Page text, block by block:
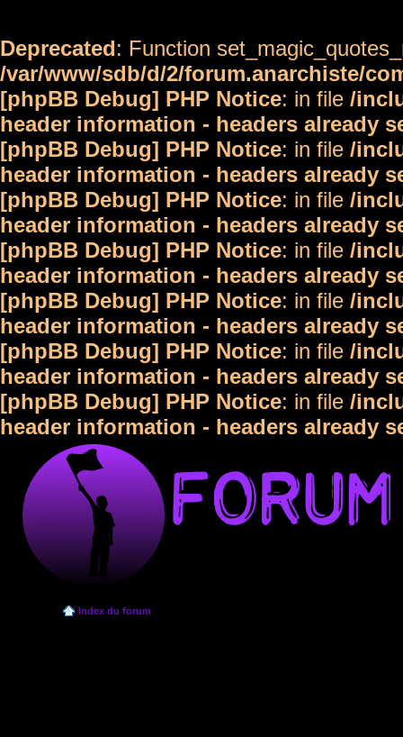
Deprecated: Function
/var/www/sdb/d/2/forum.anarchiste/
[phpBB Debug] PHP Notice: in file /
header information - headers already
[phpBB Debug] PHP Notice: in file /
header information - headers already
[phpBB Debug] PHP Notice: in file /
header information - headers already
[phpBB Debug] PHP Notice: in file /
header information - headers already
[phpBB Debug] PHP Notice: in file /
header information - headers already
[phpBB Debug] PHP Notice: in file /
header information - headers already
[phpBB Debug] PHP Notice: in file /
header information - headers already
Index du forum